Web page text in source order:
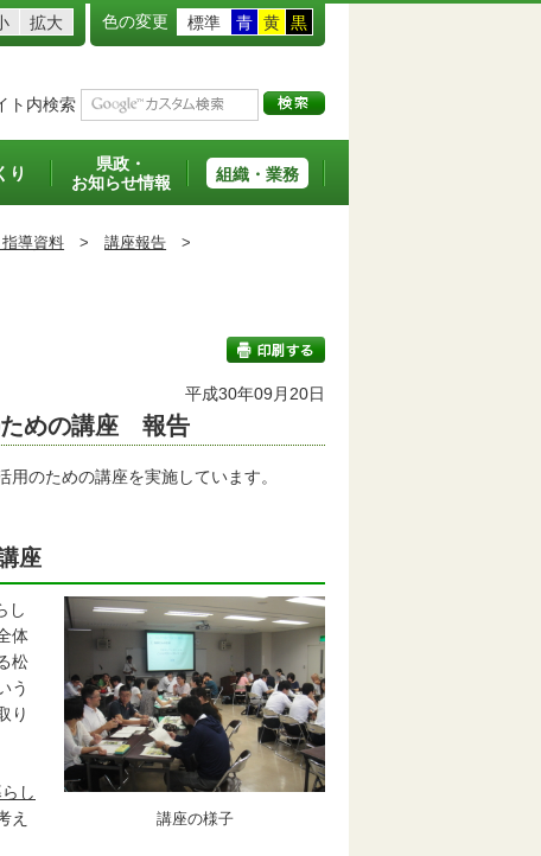
拡大 色の変更 標準 青 黄 黒
ト内検索
り
県政・
お知らせ情報
組織・業務
導資料 > 講座報告 >
印刷する
平成30年09月20日
ための講座 報告
のための講座を実施しています。
座
講座の様子
し
体
松
う
り
し
え